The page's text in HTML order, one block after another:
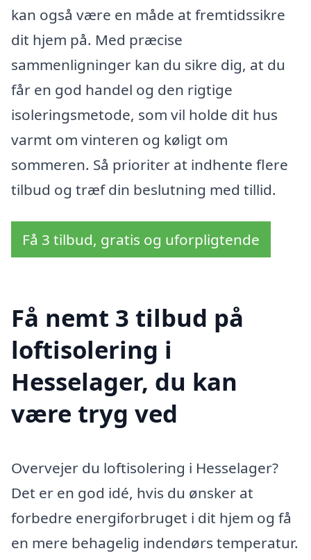
kan også være en måde at fremtidssikre
dit hjem på. Med præcise
sammenligninger kan du sikre dig, at du
får en god handel og den rigtige
isoleringsmetode, som vil holde dit hus
varmt om vinteren og køligt om
sommeren. Så prioriter at indhente flere
tilbud og træf din beslutning med tillid.
Få 3 tilbud, gratis og uforpligtende
Få nemt 3 tilbud på
loftisolering i
Hesselager, du kan
være tryg ved
Overvejer du loftisolering i Hesselager?
Det er en god idé, hvis du ønsker at
forbedre energiforbruget i dit hjem og få
en mere behagelig indendørs temperatur.